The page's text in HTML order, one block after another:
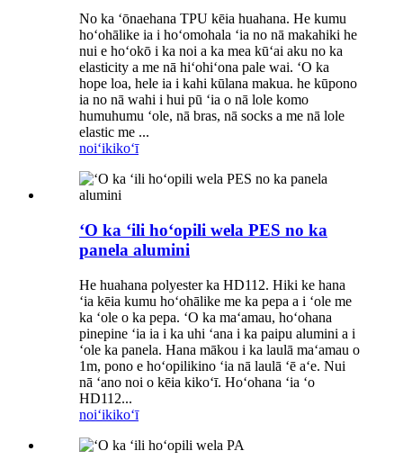
No ka ʻōnaehana TPU kēia huahana. He kumu
hoʻohālike ia i hoʻomohala ʻia no nā makahiki he
nui e hoʻokō i ka noi a ka mea kūʻai aku no ka
elasticity a me nā hiʻohiʻona pale wai. ʻO ka
hope loa, hele ia i kahi kūlana makua. he kūpono
ia no nā wahi i hui pū ʻia o nā lole komo
humuhumu ʻole, nā bras, nā socks a me nā lole
elastic me ...
noiʻikikoʻī
ʻO ka ʻili hoʻopili wela PES no ka
panela alumini
He huahana polyester ka HD112. Hiki ke hana
ʻia kēia kumu hoʻohālike me ka pepa a i ʻole me
ka ʻole o ka pepa. ʻO ka maʻamau, hoʻohana
pinepine ʻia ia i ka uhi ʻana i ka paipu alumini a i
ʻole ka panela. Hana mākou i ka laulā maʻamau o
1m, pono e hoʻopilikino ʻia nā laulā ʻē aʻe. Nui
nā ʻano noi o kēia kikoʻī. Hoʻohana ʻia ʻo
HD112...
noiʻikikoʻī